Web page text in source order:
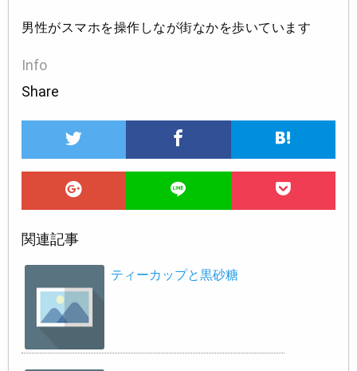
男性がスマホを操作しなが街なかを歩いています
Info
Share
関連記事
ティーカップと黒砂糖